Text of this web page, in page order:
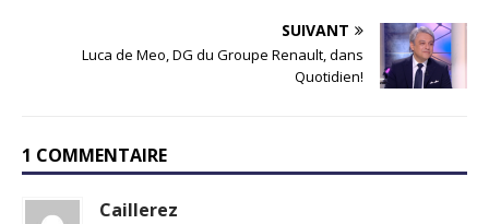
SUIVANT
Luca de Meo, DG du Groupe Renault, dans
Quotidien!
1 COMMENTAIRE
Caillerez